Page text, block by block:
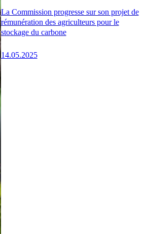
La Commission progresse sur son projet de
rémunération des agriculteurs pour le
stockage du carbone
14.05.2025